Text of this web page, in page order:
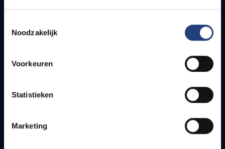
Noodzakelijk
Voorkeuren
Statistieken
Marketing
Snel naar
Bereikbaarheid